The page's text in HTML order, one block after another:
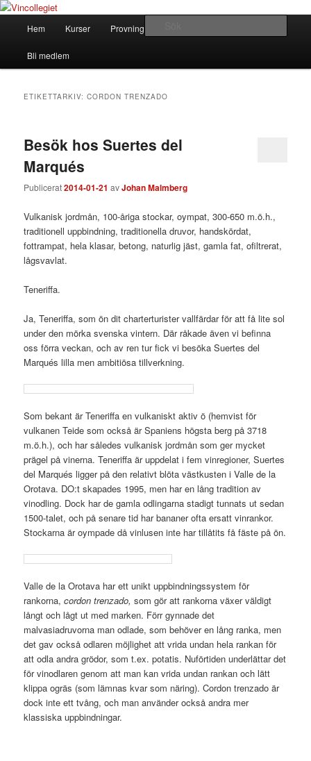
Hoppa
innehåll
Hoppa
sekundärt
innehållVincollegiet
Hem Kurser Provningar
Bli medlem
ETIKETTARKIV:CORDON TRENZADO
Besök hos Suertes del
Marqués
Publicerat2014-01-21 avJohan Malmberg
Vulkanisk jordmån, 100-åriga stockar, oympat, 300-650 m.ö.h.,
traditionell uppbindning, traditionella druvor, handskördat,
fottrampat, hela klasar, betong, naturlig jäst, gamla fat, ofiltrerat,
lågsvavlat.
Teneriffa.
Ja, Teneriffa, som ön dit charterturister vallfärdar för att få lite sol
under den mörka svenska vintern. Där råkade även vi befinna
oss förra veckan, och av ren tur fick vi besöka Suertes del
Marqués lilla men ambitiösa tillverkning.
Som bekant är Teneriffa en vulkaniskt aktiv ö (hemvist för
vulkanen Teide som också är Spaniens högsta berg på 3718
m.ö.h.), och har således vulkanisk jordmån som ger mycket
prägel på vinerna. Teneriffa är uppdelat i fem vinregioner, Suertes
del Marqués ligger på den relativt blöta västkusten i Valle de la
Orotava. DO:t skapades 1995, men har en lång tradition av
vinodling. Dock har de gamla odlingarna stadigt tunnats ut sedan
1500-talet, och på senare tid har bananer ofta ersatt vinrankor.
Stockarna är oympade då vinlusen inte har tillåtits få fäste på ön.
Valle de la Orotava har ett unikt uppbindningssystem för
rankorna,cordon trenzado, som gör att rankorna växer väldigt
långt och lågt ut med marken. Förr gynnade det
malvasiadruvorna man odlade, som behöver en lång ranka, men
det gav också odlaren möjlighet att vrida undan hela rankan för
att odla andra grödor, som t.ex. potatis. Nuförtiden underlättar det
för vinodlaren genom att man kan vrida undan rankan och lätt
klippa ogräs (som lämnas kvar som näring). Cordon trenzado är
dock inte ett tvång, och man använder också andra mer
klassiska uppbindningar.